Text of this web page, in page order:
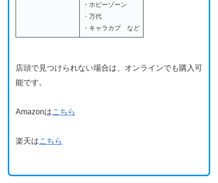
・ホビーゾーン
・万代
・キャラカプ など
店頭で見つけられない場合は、オンラインでも購入可
能です。
Amazonはこちら
楽天はこちら